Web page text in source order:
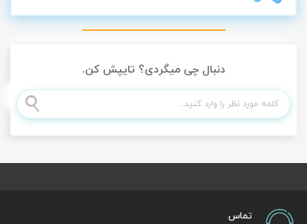
دنبال چی میگردی؟ تایپش کن.
تماس